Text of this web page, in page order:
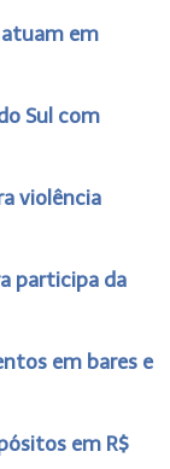
atuam em
Sul com
violência
participa da
em bares e
em R$